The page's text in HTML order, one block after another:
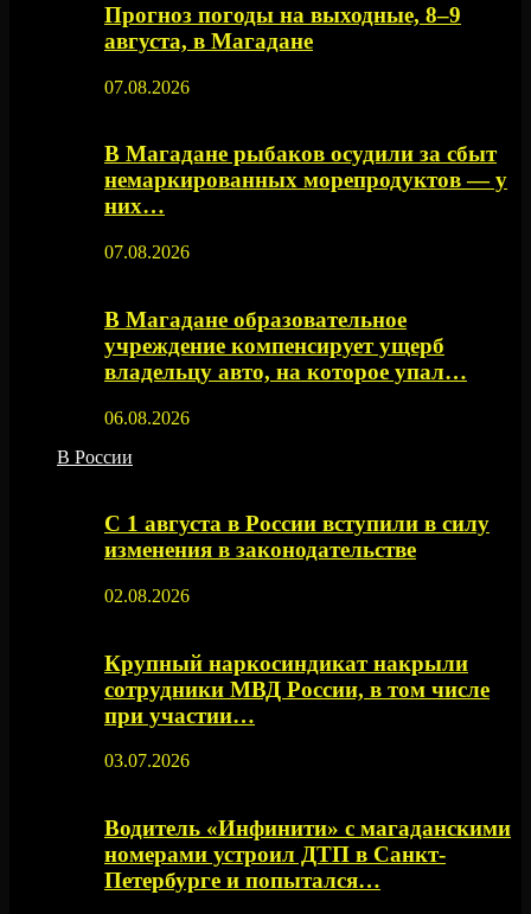
Прогноз погоды на выходные, 8–9
августа, в Магадане
07.08.2026
В Магадане рыбаков осудили за сбыт
немаркированных морепродуктов — у
них…
07.08.2026
В Магадане образовательное
учреждение компенсирует ущерб
владельцу авто, на которое упал…
06.08.2026
В России
С 1 августа в России вступили в силу
изменения в законодательстве
02.08.2026
Крупный наркосиндикат накрыли
сотрудники МВД России, в том числе
при участии…
03.07.2026
Водитель «Инфинити» с магаданскими
номерами устроил ДТП в Санкт-
Петербурге и попытался…